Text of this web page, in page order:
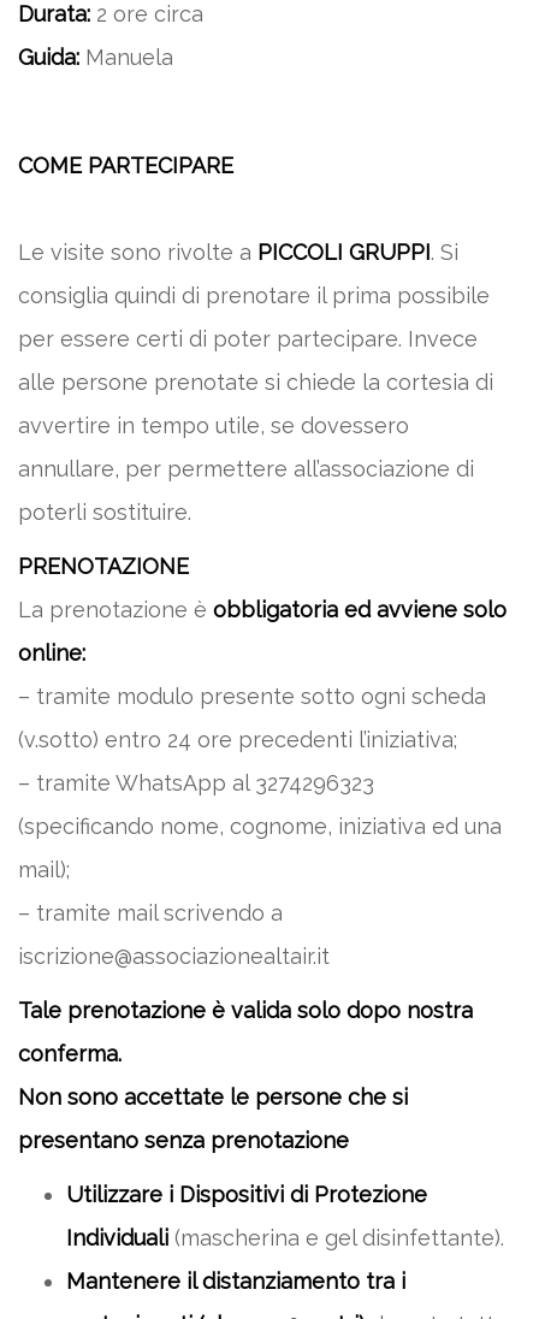
Durata: 2 ore circa
Guida: Manuela
COME PARTECIPARE
Le visite sono rivolte a PICCOLI GRUPPI. Si
consiglia quindi di prenotare il prima possibile
per essere certi di poter partecipare. Invece
alle persone prenotate si chiede la cortesia di
avvertire in tempo utile, se dovessero
annullare, per permettere all’associazione di
poterli sostituire.
PRENOTAZIONE
La prenotazione è obbligatoria ed avviene solo
online:
– tramite modulo presente sotto ogni scheda
(v.sotto) entro 24 ore precedenti l’iniziativa;
– tramite WhatsApp al 3274296323
(specificando nome, cognome, iniziativa ed una
mail);
– tramite mail scrivendo a
iscrizione@associazionealtair.it
Tale prenotazione è valida solo dopo nostra
conferma.
Non sono accettate le persone che si
presentano senza prenotazione
Utilizzare i Dispositivi di Protezione
Individuali (mascherina e gel disinfettante).
Mantenere il distanziamento tra i